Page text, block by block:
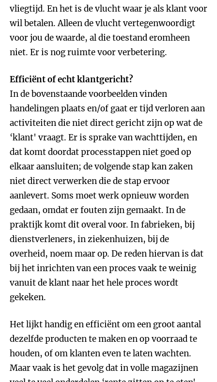
vliegtijd. En het is de vlucht waar je als klant voor
wil betalen. Alleen de vlucht vertegenwoordigt
voor jou de waarde, al die toestand eromheen
niet. Er is nog ruimte voor verbetering.
Efﬁciënt of echt klantgericht?
In de bovenstaande voorbeelden vinden
handelingen plaats en/of gaat er tijd verloren aan
activiteiten die niet direct gericht zijn op wat de
‘klant' vraagt. Er is sprake van wachttijden, en
dat komt doordat processtappen niet goed op
elkaar aansluiten; de volgende stap kan zaken
niet direct verwerken die de stap ervoor
aanlevert. Soms moet werk opnieuw worden
gedaan, omdat er fouten zijn gemaakt. In de
praktijk komt dit overal voor. In fabrieken, bij
dienstverleners, in ziekenhuizen, bij de
overheid, noem maar op. De reden hiervan is dat
bij het inrichten van een proces vaak te weinig
vanuit de klant naar het hele proces wordt
gekeken.
Het lijkt handig en efficiënt om een groot aantal
dezelfde producten te maken en op voorraad te
houden, of om klanten even te laten wachten.
Maar vaak is het gevolg dat in volle magazijnen